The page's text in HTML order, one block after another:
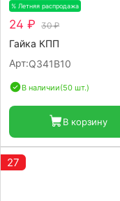
% Летняя распродажа
24 ₽ 30 ₽
Гайка КПП
Арт:Q341B10
В наличии(50 шт.)
В корзину
27